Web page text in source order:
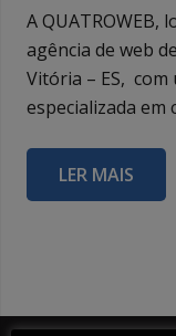
A QUATROWEB,
agência de web
Vitória – ES, com
especializada em
LER MAIS